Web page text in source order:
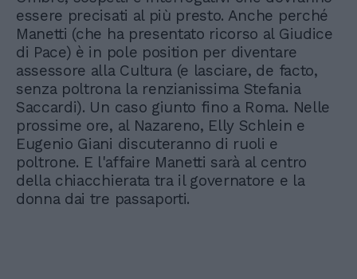
essere precisati al più presto. Anche perché
Manetti (che ha presentato ricorso al Giudice
di Pace) è in pole position per diventare
assessore alla Cultura (e lasciare, de facto,
senza poltrona la renzianissima Stefania
Saccardi). Un caso giunto fino a Roma. Nelle
prossime ore, al Nazareno, Elly Schlein e
Eugenio Giani discuteranno di ruoli e
poltrone. E l'affaire Manetti sarà al centro
della chiacchierata tra il governatore e la
donna dai tre passaporti.